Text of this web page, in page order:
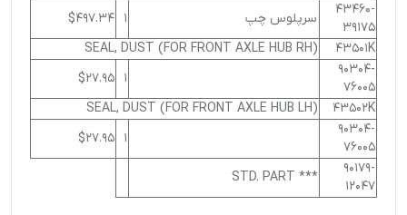
43460-
39175
سرپلوس چپ 1
$497.34
43501K
SEAL, DUST (FOR FRONT AXLE HUB RH)
90304-
76005
1
$27.95
43502K
SEAL, DUST (FOR FRONT AXLE HUB LH)
90304-
76005
1
$27.95
90179-
12047
*** STD. PART